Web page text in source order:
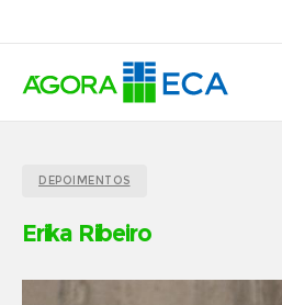
DEPOIMENTOS
Erika Ribeiro